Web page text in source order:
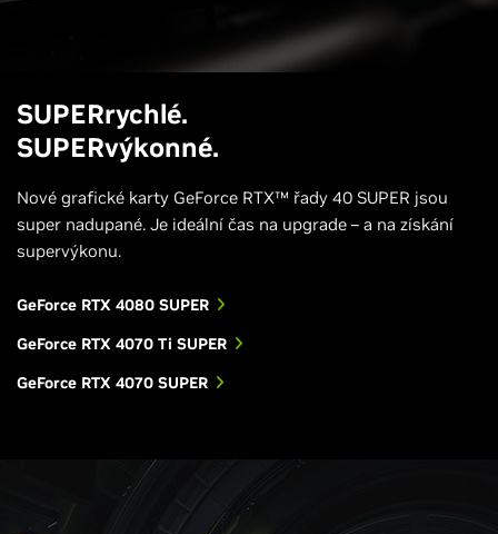
SUPERrychlé.
SUPERvýkonné.
Nové grafické karty GeForce RTX™ řady 40 SUPER jsou
super nadupané. Je ideální čas na upgrade – a na získání
supervýkonu.
GeForce RTX 4080 SUPER
GeForce RTX 4070 Ti SUPER
GeForce RTX 4070 SUPER